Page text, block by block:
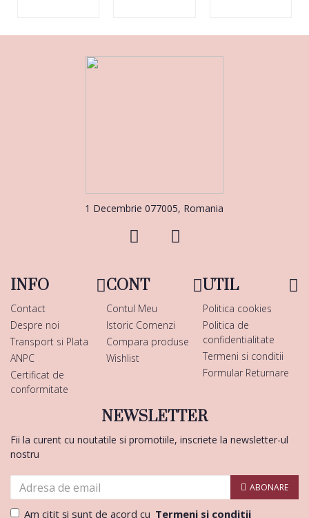
1 Decembrie 077005, Romania
INFO
Contact
Despre noi
Transport si Plata
ANPC
Certificat de
conformitate
CONT
Contul Meu
Istoric Comenzi
Compara produse
Wishlist
UTIL
Politica cookies
Politica de
confidentialitate
Termeni si conditii
Formular Returnare
NEWSLETTER
Fii la curent cu noutatile si promotiile, inscriete la newsletter-ul
nostru
ABONARE
Am citit şi sunt de acord cu Termeni si conditii